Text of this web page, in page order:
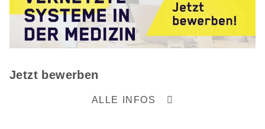
Jetzt bewerben
ALLE INFOS